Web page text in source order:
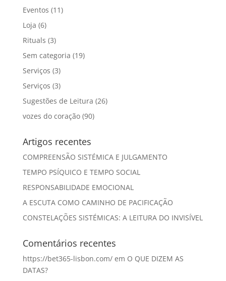
Eventos (11)
Loja (6)
Rituals (3)
Sem categoria (19)
Serviços (3)
Serviços (3)
Sugestões de Leitura (26)
vozes do coração(90)
Artigos recentes
COMPREENSÃO SISTÉMICA E JULGAMENTO
TEMPO PSÍQUICO E TEMPO SOCIAL
RESPONSABILIDADE EMOCIONAL
A ESCUTA COMO CAMINHO DE PACIFICAÇÃO
CONSTELAÇÕES SISTÉMICAS: A LEITURA DO INVISÍVEL
Comentários recentes
https://bet365-lisbon.com/em O QUE DIZEM AS
DATAS?